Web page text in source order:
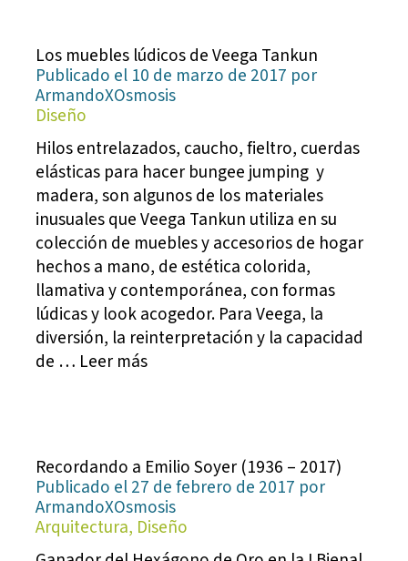
Los muebles lúdicos de Veega Tankun
Publicado el 10 de marzo de 2017 por
ArmandoXOsmosis
Diseño
Hilos entrelazados, caucho, fieltro, cuerdas
elásticas para hacer bungee jumping y
madera, son algunos de los materiales
inusuales que Veega Tankun utiliza en su
colección de muebles y accesorios de hogar
hechos a mano, de estética colorida,
llamativa y contemporánea, con formas
lúdicas y look acogedor. Para Veega, la
diversión, la reinterpretación y la capacidad
de … Leer más
Recordando a Emilio Soyer (1936 – 2017)
Publicado el 27 de febrero de 2017 por
ArmandoXOsmosis
Arquitectura, Diseño